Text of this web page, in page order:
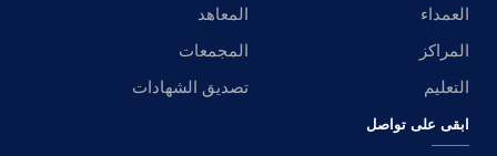
العمداء
المعاهد
المراكز
المجمعات
التعليم
تصديق الشهادات
ابقى على تواصل